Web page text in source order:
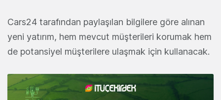
Cars24 tarafından paylaşılan bilgilere göre alınan
yeni yatırım, hem mevcut müşterileri korumak hem
de potansiyel müşterilere ulaşmak için kullanacak.